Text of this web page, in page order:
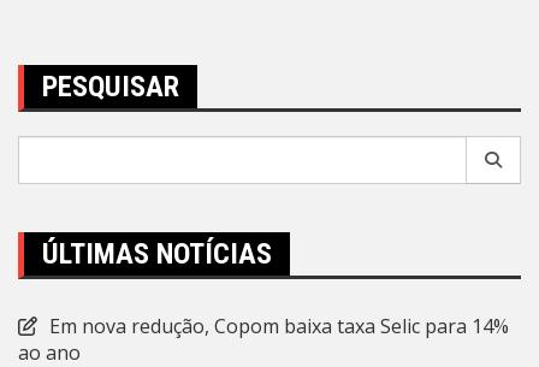
PESQUISAR
ÚLTIMAS NOTÍCIAS
Em nova redução, Copom baixa taxa Selic para 14%
ao ano